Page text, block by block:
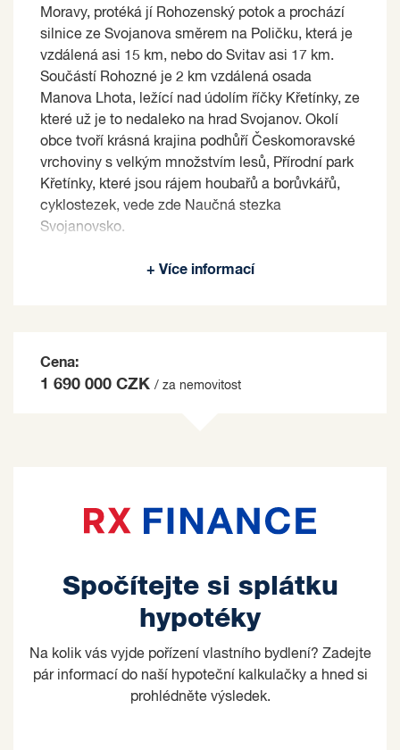
Moravy, protéká jí Rohozenský potok a prochází
silnice ze Svojanova směrem na Poličku, která je
vzdálená asi 15 km, nebo do Svitav asi 17 km.
Součástí Rohozné je 2 km vzdálená osada
Manova Lhota, ležící nad údolím říčky Křetínky, ze
které už je to nedaleko na hrad Svojanov. Okolí
obce tvoří krásná krajina podhůří Českomoravské
vrchoviny s velkým množstvím lesů, Přírodní park
Křetínky, které jsou rájem houbařů a borůvkářů,
cyklostezek, vede zde Naučná stezka
Svojanovsko.
na základě jím zvolených kritérií.
+ Více informací
Cena:
1 690 000 CZK / za nemovitost
Spočítejte si splátku
hypotéky
Na kolik vás vyjde pořízení vlastního bydlení? Zadejte
pár informací do naší hypoteční kalkulačky a hned si
prohlédněte výsledek.